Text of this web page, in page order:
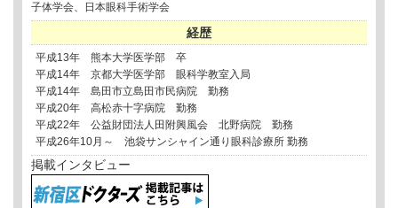
子体学会、日本眼科手術学会
経歴
平成13年 熊本大学医学部 卒
平成14年 京都大学医学部 眼科学教室入局
平成14年 島田市立島田市民病院 勤務
平成20年 高松赤十字病院 勤務
平成22年 公益財団法人田附興風会 北野病院 勤務
平成26年10月～ 池袋サンシャイン通り眼科診療所 勤務
掲載インタビュー